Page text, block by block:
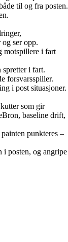
til og fra posten.
ser opp.
motspillere i fart
i fart.
forsvarsspiller.
i post situasjoner.
som gir
baseline drift,
punkteres –
i posten, og angripe